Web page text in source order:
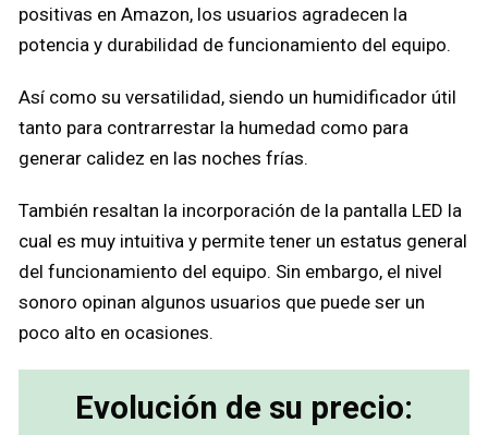
positivas en Amazon, los usuarios agradecen la
potencia y durabilidad de funcionamiento del equipo.
Así como su versatilidad, siendo un humidificador útil
tanto para contrarrestar la humedad como para
generar calidez en las noches frías.
También resaltan la incorporación de la pantalla LED la
cual es muy intuitiva y permite tener un estatus general
del funcionamiento del equipo. Sin embargo, el nivel
sonoro opinan algunos usuarios que puede ser un
poco alto en ocasiones.
Evolución de su precio: